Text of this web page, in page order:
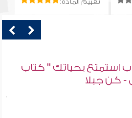
تقييم المادة:
استمتع بحياتك " كتاب
- كن جبلا